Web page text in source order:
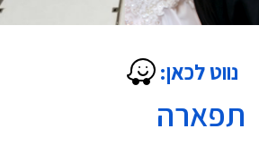
נווט לכאן:
תפארה